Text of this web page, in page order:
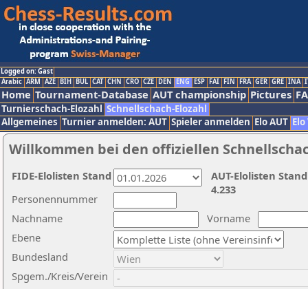
Logged on: Gast
Arabic ARM AZE BIH BUL CAT CHN CRO CZE DEN ENG ESP FAI FIN FRA GER GRE INA
Home Tournament-Database AUT championship Pictures
Turnierschach-Elozahl Schnellschach-Elozahl
Allgemeines Turnier anmelden: AUT Spieler anmelden Elo AUT
Willkommen bei den offiziellen
Nachname
Vorname
Ebene
Personennummer
Bundesland
Spgem./Kreis/Verein
AUT-Elolisten
4.233
FIDE-Elolisten Stand